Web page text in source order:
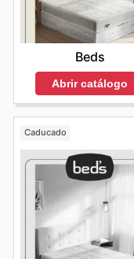
Beds
Abrir catálogo
Caducado